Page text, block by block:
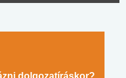
dolgozatíráskor?